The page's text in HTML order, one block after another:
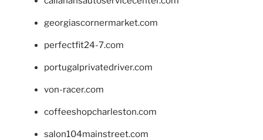
georgiascornermarket.com
perfectfit24-7.com
portugalprivatedriver.com
von-racer.com
coffeeshopcharleston.com
salon104mainstreet.com